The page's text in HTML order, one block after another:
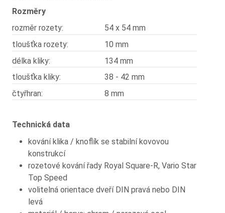
Rozměry
rozměr rozety:
54 x 54 mm
tloušťka rozety:
10 mm
délka kliky:
134 mm
tloušťka kliky:
38 - 42 mm
čtyřhran:
8 mm
Technická data
kování klika / knoflík se stabilní kovovou
konstrukcí
rozetové kování řady Royal Square-R, Vario Star
Top Speed
volitelná orientace dveří DIN pravá nebo DIN
levá